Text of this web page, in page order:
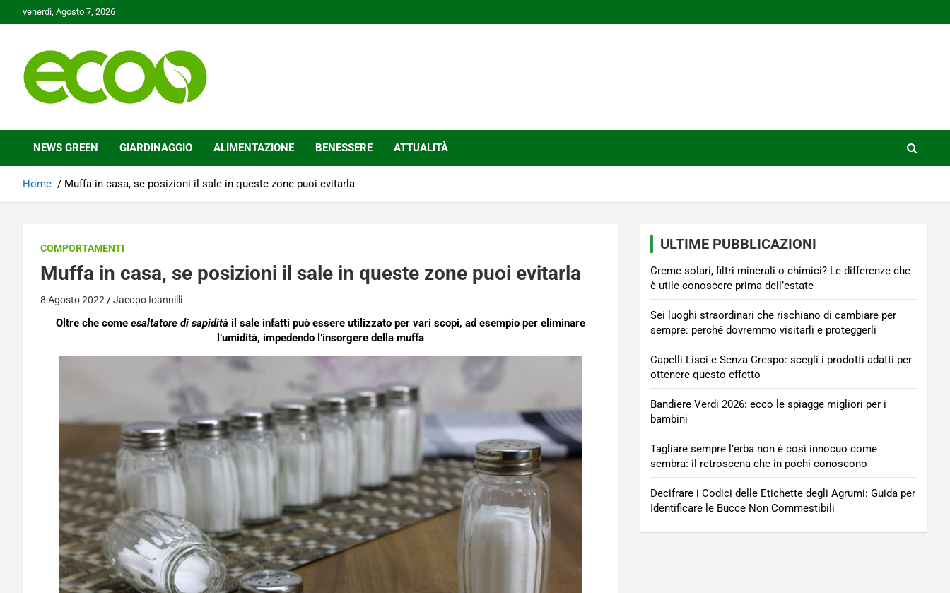
to
venerdì, Agosto 7, 2026
Ecoo.it
NEWS GREEN GIARDINAGGIO ALIMENTAZIONE BENESSERE ATTUALITÀ
Home Muffa in casa, se posizioni il sale in queste zone puoi evitarla
COMPORTAMENTI
Muffa in casa, se posizioni il sale in queste zone puoi evitarla
8 Agosto 2022 Jacopo Ioannilli
Oltre che comeesaltatore di sapidità il sale infatti può essere utilizzato per vari scopi, ad esempio per eliminare
l’umidità, impedendo l’insorgere della muffa
ULTIME PUBBLICAZIONI
Creme solari, filtri minerali o chimici? Le differenze che
è utile conoscere prima dell’estate
Sei luoghi straordinari che rischiano di cambiare per
sempre: perché dovremmo visitarli e proteggerli
Capelli Lisci e Senza Crespo: scegli i prodotti adatti per
ottenere questo effetto
Bandiere Verdi 2026: ecco le spiagge migliori per i
bambini
Tagliare sempre l’erba non è così innocuo come
sembra: il retroscena che in pochi conoscono
Decifrare i Codici delle Etichette degli Agrumi: Guida per
Identificare le Bucce Non Commestibili